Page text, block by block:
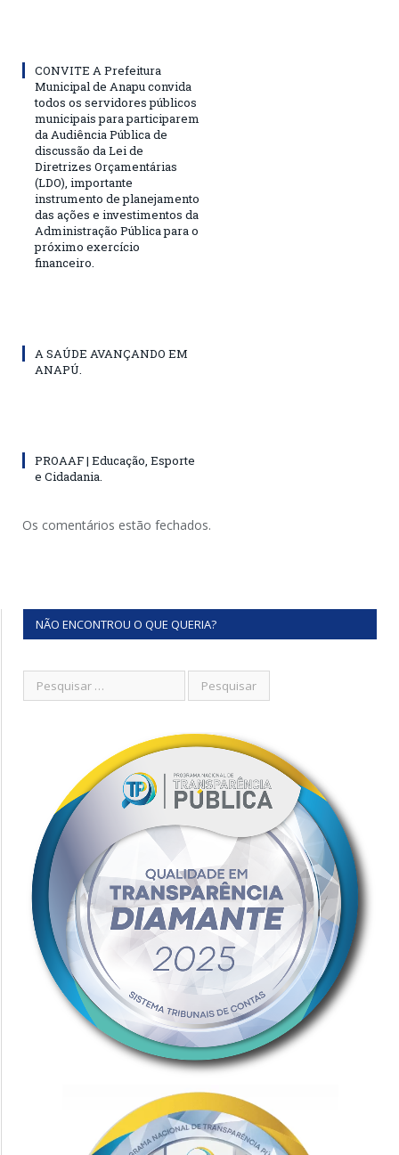
CONVITE A Prefeitura
Municipal de Anapu convida
todos os servidores públicos
municipais para participarem
da Audiência Pública de
discussão da Lei de
Diretrizes Orçamentárias
(LDO), importante
instrumento de planejamento
das ações e investimentos da
Administração Pública para o
próximo exercício
financeiro.
A SAÚDE AVANÇANDO EM
ANAPÚ.
PROAAF | Educação, Esporte
e Cidadania.
Os comentários estão fechados.
NÃO ENCONTROU O QUE QUERIA?